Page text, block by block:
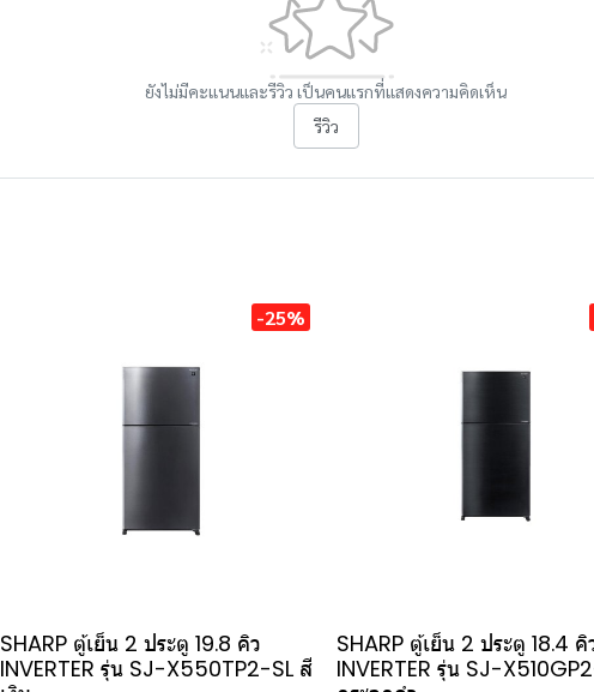
ยังไม่มีคะแนนและรีวิว เป็นคนแรกที่แสดงความคิดเห็น
รีวิว
-25%
SHARP ตู้เย็น 2 ประตู 19.8 คิว
INVERTER รุ่น SJ-X550TP2-SL สี
SHARP ตู้เย็น 2 ประตู 18.4 คิ
INVERTER รุ่น SJ-